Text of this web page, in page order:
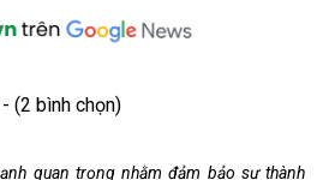
(2 bình chọn)
quan trọng nhằm đảm bảo sự thành